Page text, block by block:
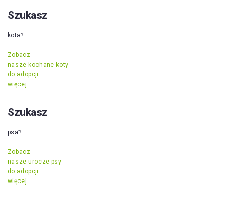
Szukasz
kota?
Zobacz
nasze kochane koty
do adopcji
więcej
Szukasz
psa?
Zobacz
nasze urocze psy
do adopcji
więcej